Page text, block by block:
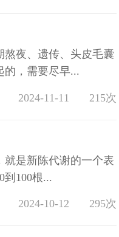
夜、遗传、头皮毛囊
的，需要尽早...
2024-11-11 215次
就是新陈代谢的一个表
100根...
2024-10-12 295次